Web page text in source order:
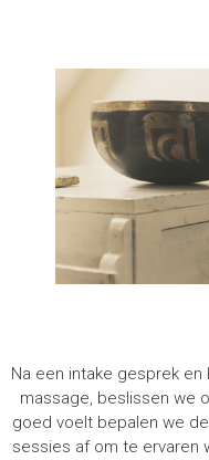
Na een intake gesprek
massage, beslissen we
goed voelt bepalen we
sessies af om te ervaren